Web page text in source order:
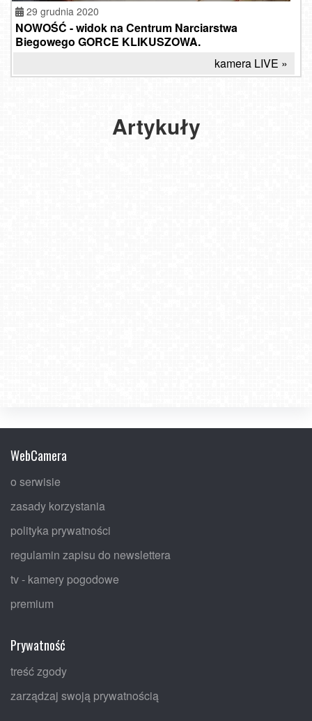
29 grudnia 2020
NOWOŚĆ - widok na Centrum Narciarstwa
Biegowego GORCE KLIKUSZOWA.
kamera LIVE »
Artykuły
WebCamera
o serwisie
zasady korzystania
polityka prywatności
regulamin zapisu do newslettera
tv - kamery pogodowe
premium
Prywatność
treść zgody
zarządzaj swoją prywatnością